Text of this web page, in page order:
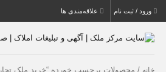
نام علاقه‌مندی ها
برچسب خورده “خرید ملک تجاری گرگان”